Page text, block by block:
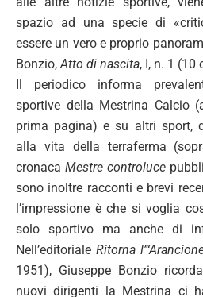
spazio ad una specie di
essere un vero e proprio
Bonzio, Atto di nascita, I, n. 1 (10
Il periodico informa
sportive della Mestrina Calcio
prima pagina) e su altri sport,
alla vita della terraferma
cronacaMestre controluce
sono inoltre racconti e brevi
l’impressione è che si voglia
solo sportivo ma anche di
Nell’editorialeRitorna
1951), Giuseppe Bonzio
nuovi dirigenti la Mestrina ci